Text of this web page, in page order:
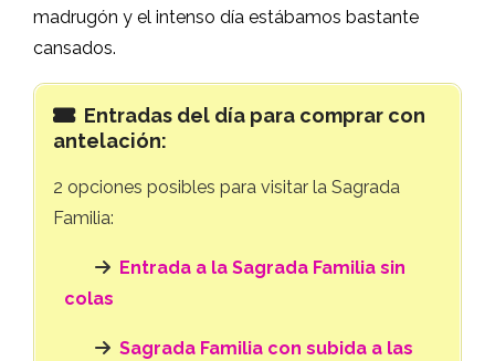
madrugón y el intenso día estábamos bastante
cansados.
Entradas del día para comprar con
antelación:
2 opciones posibles para visitar la Sagrada
Familia:
Entrada a la Sagrada Familia sin
colas
Sagrada Familia con subida a las